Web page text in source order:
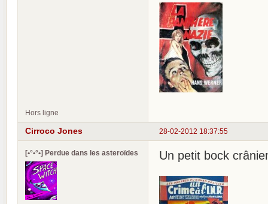
Hors ligne
28-02-2012 18:37:55
Cirroco Jones
[•°•°•] Perdue dans les asteroïdes Un petit bock